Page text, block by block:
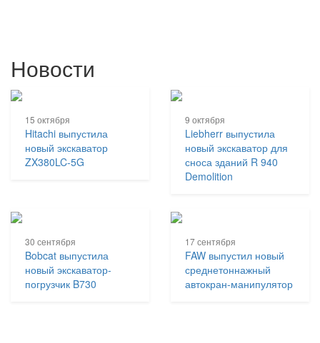
Новости
15 октября
Hitachi выпустила
новый экскаватор
ZX380LC-5G
9 октября
Liebherr выпустила
новый экскаватор для
сноса зданий R 940
Demolition
30 сентября
Bobcat выпустила
новый экскаватор-
погрузчик B730
17 сентября
FAW выпустил новый
среднетоннажный
автокран-манипулятор